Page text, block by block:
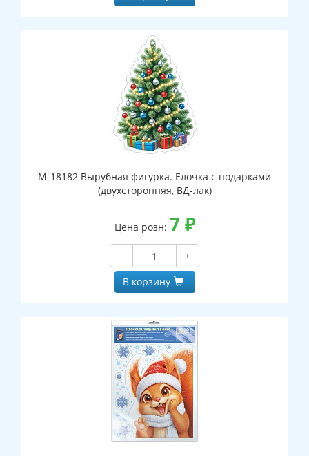
М-18182 Вырубная фигурка. Елочка с подарками
(двухсторонняя, ВД-лак)
Цена розн: 7 ₽
−
+
В корзину